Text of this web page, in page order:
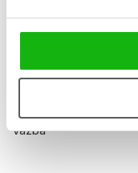
EAN
Věk od
Vazba